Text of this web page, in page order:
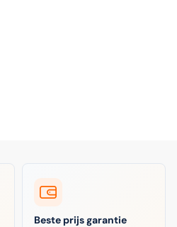
Beste prijs garantie